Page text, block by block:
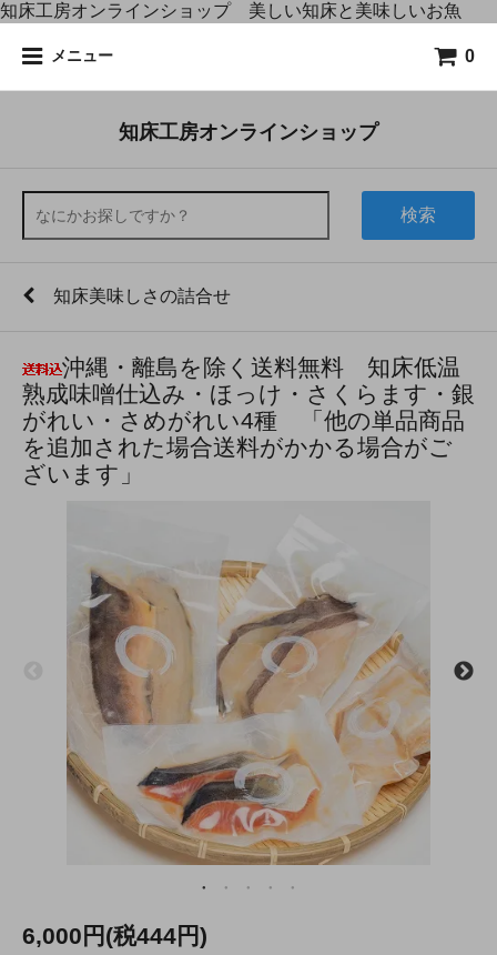
知床工房オンラインショップ 美しい知床と美味しいお魚
メニュー 0
知床工房オンラインショップ
検索
知床美味しさの詰合せ
沖縄・離島を除く送料無料 知床低温
熟成味噌仕込み・ほっけ・さくらます・銀
がれい・さめがれい4種 「他の単品商品
を追加された場合送料がかかる場合がご
ざいます」
6,000円(税444円)